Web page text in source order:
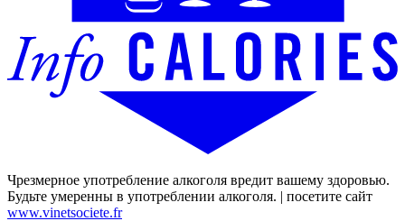
Чрезмерное употребление алкоголя вредит вашему здоровью.
Будьте умеренны в употреблении алкоголя. | посетите сайт
www.vinetsociete.fr